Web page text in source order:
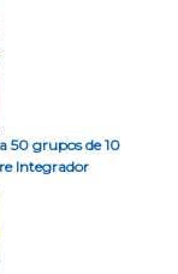
50 grupos de 10
Integrador